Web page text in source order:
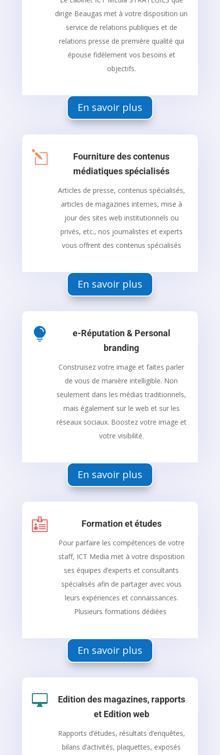
dirige Beaugas met à votre disposition un
service de relations publiques et de
relations presse de première qualité qui
épouse fidèlement vos besoins et
objectifs.
En savoir plus
l
Fourniture des contenus
médiatiques spécialisés
Articles de presse, contenus spécialisés,
articles de magazines internes, mise à
jour des sites web institutionnels ou
privés, etc., nos journalistes et experts
vous offrent des contenus spécialisés
En savoir plus

e-Réputation & Personal
branding
Construisez votre image et faites parler
de vous de manière intelligible. Non
seulement dans les médias traditionnels,
mais également sur le web et sur les
réseaux sociaux. Boostez votre image et
votre visibilité.
En savoir plus
 Formation et études
Pour parfaire les compétences de votre
staff, ICT Media met à votre disposition
ses équipes d’experts et consultants
spécialisés afin de partager avec vous
leurs expériences et connaissances.
Plusieurs formations dédiées
En savoir plus

Edition des magazines, rapports
et Edition web
Rapports d’études, résultats d’enquêtes,
bilans d’activités, plaquettes, exposés